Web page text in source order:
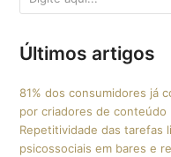
Últimos artigos
81% dos consumidores já
por criadores de conteúdo
Repetitividade das tarefas
psicossociais em bares e